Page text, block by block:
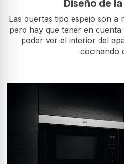
Diseño de
Las puertas tipo espejo son a
pero hay que tener en
poder ver el interior del
cocinando